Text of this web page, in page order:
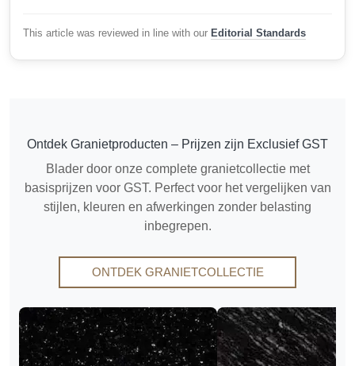
This article was reviewed in line with our Editorial Standards
Ontdek Granietproducten – Prijzen zijn Exclusief GST
Blader door onze complete granietcollectie met
basisprijzen voor GST. Perfect voor het vergelijken van
stijlen, kleuren en afwerkingen zonder belasting
inbegrepen.
ONTDEK GRANIETCOLLECTIE